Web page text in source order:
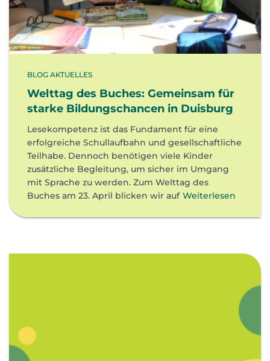
BLOG AKTUELLES
Welttag des Buches: Gemeinsam für
starke Bildungschancen in Duisburg
Lesekompetenz ist das Fundament für eine
erfolgreiche Schullaufbahn und gesellschaftliche
Teilhabe. Dennoch benötigen viele Kinder
zusätzliche Begleitung, um sicher im Umgang
mit Sprache zu werden. Zum Welttag des
Buches am 23. April blicken wir auf Weiterlesen